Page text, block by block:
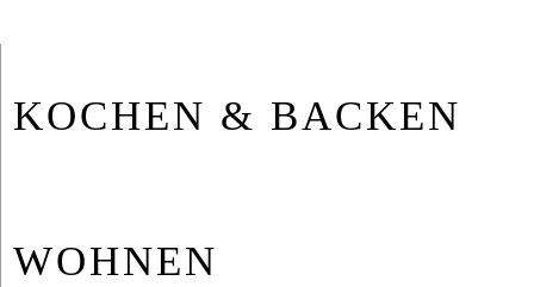
KO­CHEN & BA­CKEN
WOH­NEN